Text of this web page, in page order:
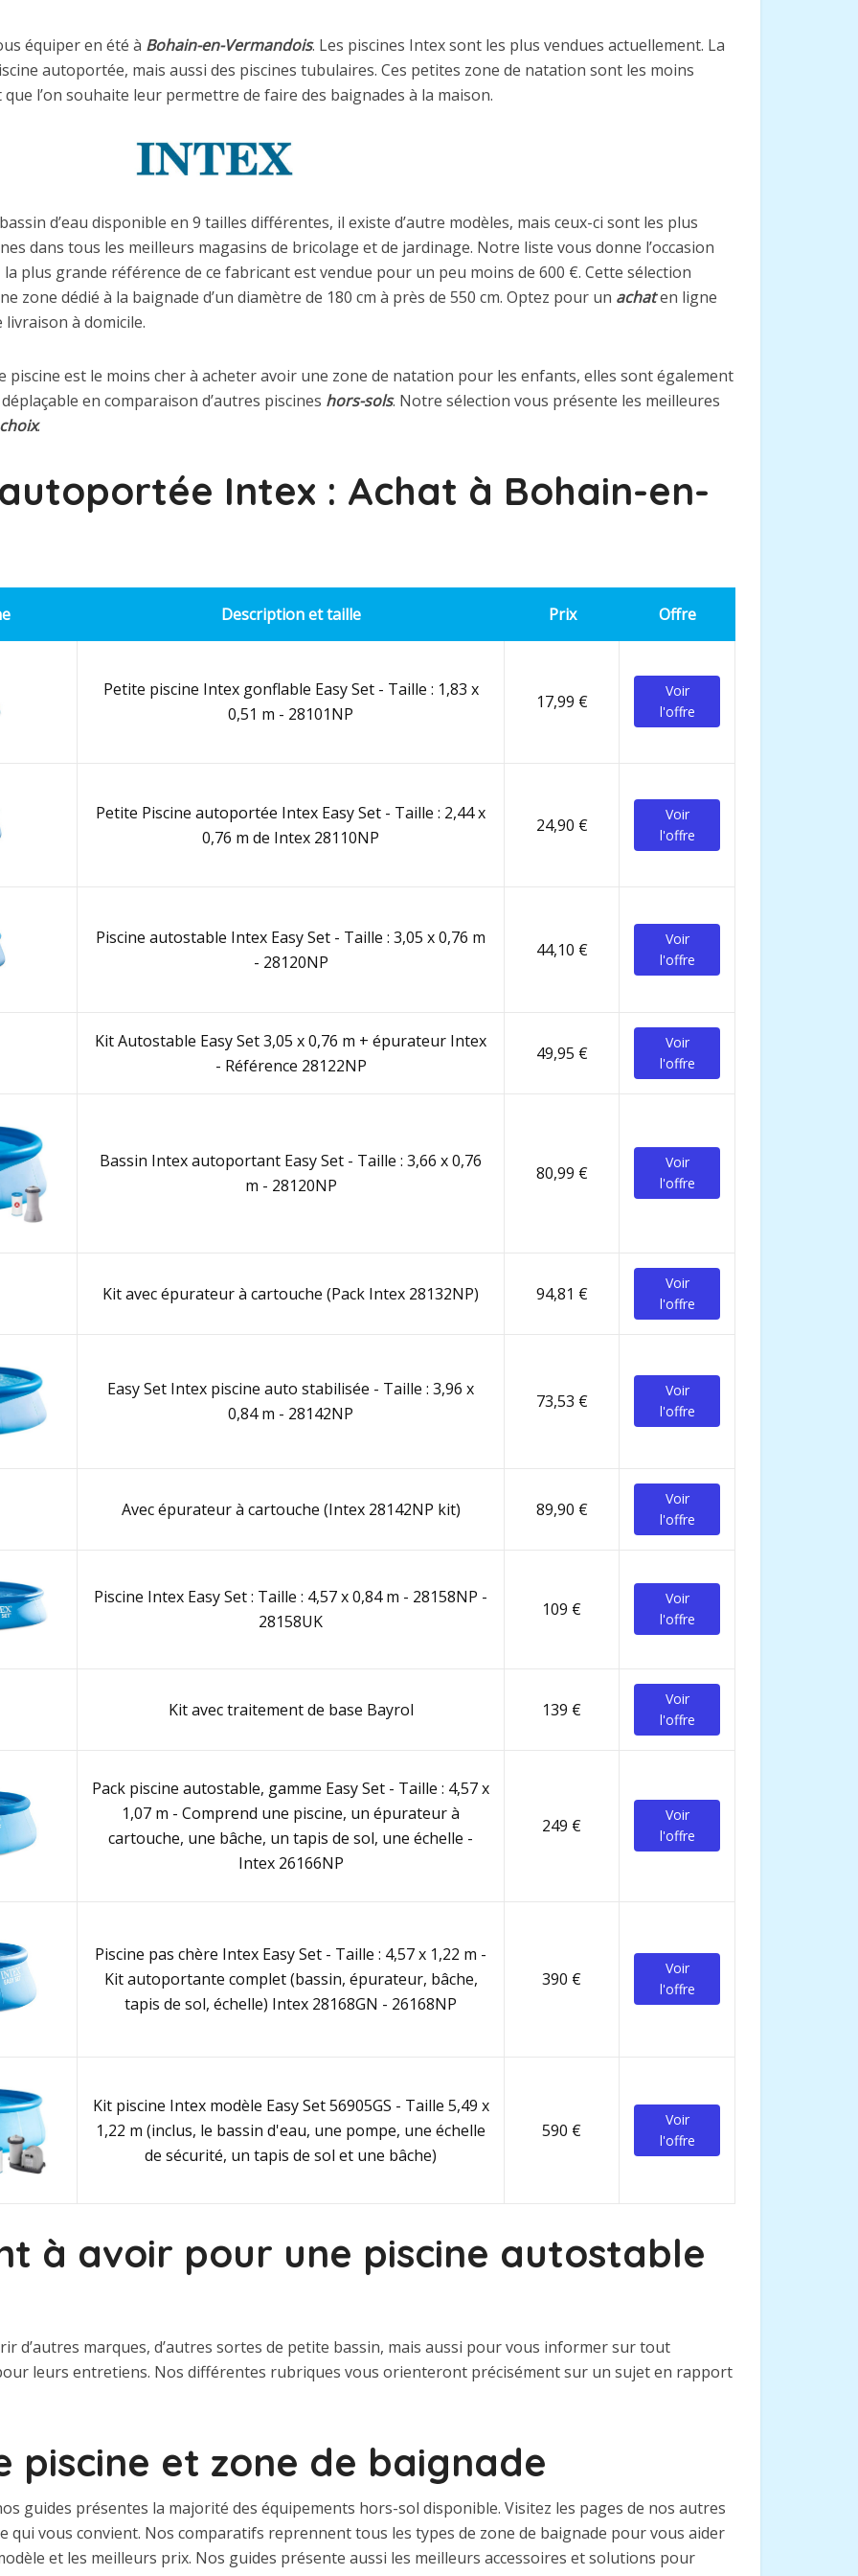
équiper en été à Bohain-en-Vermandois. Les piscines Intex sont les plus vendues actuellement. La
autoportée, mais aussi des piscines tubulaires. Ces petites zone de natation sont les moins
l’on souhaite leur permettre de faire des baignades à la maison.
d’eau disponible en 9 tailles différentes, il existe d’autre modèles, mais ceux-ci sont les plus
dans tous les meilleurs magasins de bricolage et de jardinage. Notre liste vous donne l’occasion
plus grande référence de ce fabricant est vendue pour un peu moins de 600 €. Cette sélection
zone dédié à la baignade d’un diamètre de 180 cm à près de 550 cm. Optez pour un achaten ligne
à domicile.
piscine est le moins cher à acheter avoir une zone de natation pour les enfants, elles sont également
en comparaison d’autres piscines hors-sols. Notre sélection vous présente les meilleures
choix.
Intex : Achat à Bohain-en-
Description et taille Prix Offre
Petite piscine Intex gonflable Easy Set - Taille : 1,83 x
0,51 m - 28101NP
17,99 €
Voir
l'offre
Petite Piscine autoportée Intex Easy Set - Taille : 2,44 x
0,76 m de Intex 28110NP
24,90 €
Voir
l'offre
Piscine autostable Intex Easy Set - Taille : 3,05 x 0,76 m
- 28120NP
44,10 €
Voir
l'offre
Kit Autostable Easy Set 3,05 x 0,76 m + épurateur Intex
- Référence 28122NP
49,95 €
Voir
l'offre
Bassin Intex autoportant Easy Set - Taille : 3,66 x 0,76
m - 28120NP
80,99 €
Voir
l'offre
Kit avec épurateur à cartouche (Pack Intex 28132NP) 94,81 €
Voir
l'offre
Easy Set Intex piscine auto stabilisée - Taille : 3,96 x
0,84 m - 28142NP
73,53 €
Voir
l'offre
Avec épurateur à cartouche (Intex 28142NP kit) 89,90 €
Voir
l'offre
Piscine Intex Easy Set : Taille : 4,57 x 0,84 m - 28158NP -
28158UK
109 €
Voir
l'offre
Kit avec traitement de base Bayrol 139 €
Voir
l'offre
Pack piscine autostable, gamme Easy Set - Taille : 4,57 x
1,07 m - Comprend une piscine, un épurateur à
cartouche, une bâche, un tapis de sol, une échelle -
Intex 26166NP
249 €
Voir
l'offre
Piscine pas chère Intex Easy Set - Taille : 4,57 x 1,22 m -
Kit autoportante complet (bassin, épurateur, bâche,
tapis de sol, échelle) Intex 28168GN - 26168NP
390 €
Voir
l'offre
Kit piscine Intex modèle Easy Set 56905GS - Taille 5,49 x
1,22 m (inclus, le bassin d'eau, une pompe, une échelle
de sécurité, un tapis de sol et une bâche)
590 €
Voir
l'offre
à avoir pour une piscine autostable
d’autres marques, d’autres sortes de petite bassin, mais aussi pour vous informer sur tout
leurs entretiens. Nos différentes rubriques vous orienteront précisément sur un sujet en rapport
piscine et zone de baignade
guides présentes la majorité des équipements hors-sol disponible. Visitez les pages de nos autres
qui vous convient. Nos comparatifs reprennent tous les types de zone de baignade pour vous aider
et les meilleurs prix. Nos guides présente aussi les meilleurs accessoires et solutions pour